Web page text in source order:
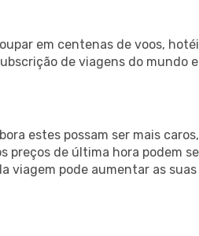
em centenas de voos,
de viagens do mundo
estes possam ser mais
preços de última hora podem
viagem pode aumentar as